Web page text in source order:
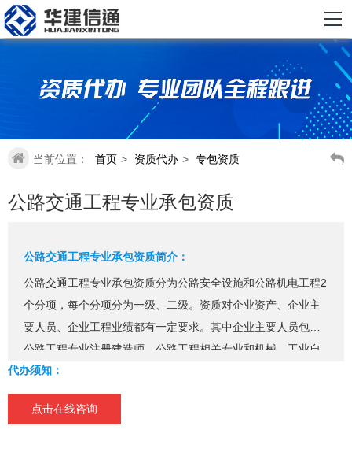
当前位置： 首页 > 资质代办 > 专包资质
公路交通工程专业承包资质
公路交通工程专业承包资质简介：
公路交通工程专业承包资质分为公路安全设施和公路机电工程2
个分项，每个分项分为一级、二级。资质对企业资产、企业主
要人员、企业工程业绩都有一定要求。其中企业主要人员包括
公路工程专业注册建造师，公路工程相关专业和机械、工业自
动化等专业工程序列职称人员，施工现场管理人员，技术工人
等。
代办须知：
点击在线咨询